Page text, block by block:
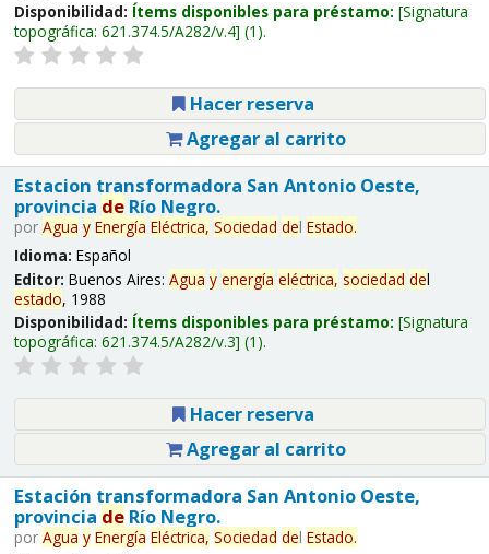
Disponibilidad: Ítems disponibles para préstamo: Signatura
topográfica: 621.374.5/A282/v.4 (1).
Hacer reserva
Agregar al carrito
Estacion transformadora San Antonio Oeste,
provincia deRío Negro.
por Agua y Energía Eléctrica, Sociedad del Estado.
Idioma: Español
Editor: Buenos Aires: Agua y energía eléctrica, sociedad del
estado, 1988
Disponibilidad: Ítems disponibles para préstamo: Signatura
topográfica: 621.374.5/A282/v.3 (1).
Hacer reserva
Agregar al carrito
Estación transformadora San Antonio Oeste,
provincia deRío Negro.
por Agua y Energía Eléctrica, Sociedad del Estado.